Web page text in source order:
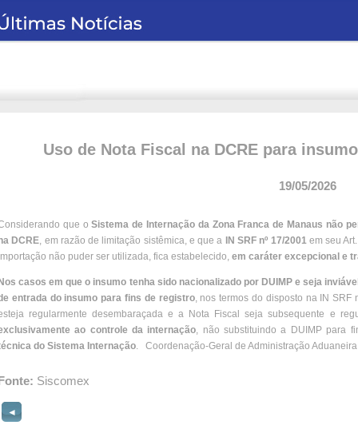
Uso de Nota Fiscal na DCRE para
19/05/2026
que oSistema de Internação da Zona Franca de Manaus não
DCRE, em razão de limitação sistêmica, e que a IN SRF nº 17/2001em seu
não puder ser utilizada, fica estabelecido, em caráter excepcional e
casos em que o insumo tenha sido nacionalizado por DUIMP e seja
entrada do insumo para fins de registro, nos termos do disposto na IN SRF
regularmente desembaraçada e a Nota Fiscal seja subsequente e
ao controle da internação, não substituindo a DUIMP para
do Sistema Internação. Coordenação-Geral de Administração Aduaneira
Siscomex
◄